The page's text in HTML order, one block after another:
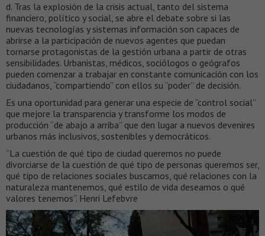
d. Tras la explosión de la crisis actual, tanto del sistema
financiero, político y social, se abre el debate sobre si las
nuevas tecnologías y sistemas información son capaces de
abrirse a la participación de nuevos agentes que puedan
tornarse protagonistas de la gestión urbana a partir de otras
sensibilidades. Urbanistas, médicos, sociólogos o geógrafos
pueden comenzar a trabajar en constante comunicación con los
ciudadanos, “compartiendo” con ellos su “poder” de decisión.
Es una oportunidad para generar una especie de “control social”
que mejore la transparencia y transforme los modos de
producción “de abajo a arriba” que den lugar a nuevos devenires
urbanos más inclusivos, sostenibles y democráticos.
“La cuestión de qué tipo de ciudad queremos no puede
divorciarse de la cuestión de qué tipo de personas queremos ser,
qué tipo de relaciones sociales buscamos, qué relaciones con la
naturaleza mantenemos, qué estilo de vida deseamos o qué
valores tenemos”. Henri Lefebvre